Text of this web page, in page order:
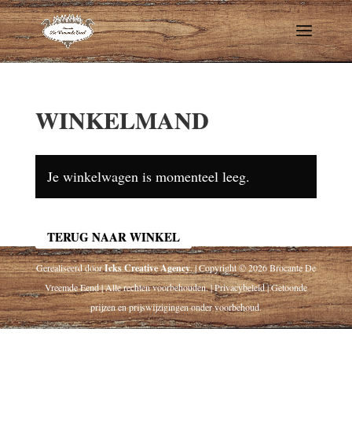
WINKELMAND
Je winkelwagen is momenteel leeg.
TERUG NAAR WINKEL
Gerealiseerd doorIcks Creative Agency. | Copyright © 2026 Brocante De
Vreemde Eend | Alle rechten voorbehouden. | Privacybeleid | Getoonde
prijzen en prijswijzigingen onder voorbehoud.